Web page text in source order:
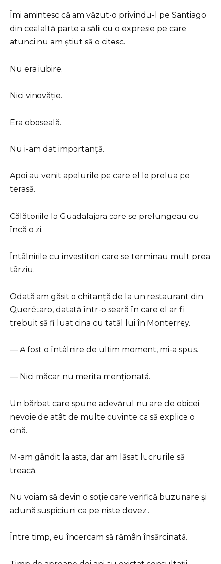
Îmi amintesc că am văzut-o privindu-l pe Santiago
din cealaltă parte a sălii cu o expresie pe care
atunci nu am știut să o citesc.
Nu era iubire.
Nici vinovăție.
Era oboseală.
Nu i-am dat importanță.
Apoi au venit apelurile pe care el le prelua pe
terasă.
Călătoriile la Guadalajara care se prelungeau cu
încă o zi.
Întâlnirile cu investitori care se terminau mult prea
târziu.
Odată am găsit o chitanță de la un restaurant din
Querétaro, datată într-o seară în care el ar fi
trebuit să fi luat cina cu tatăl lui în Monterrey.
— A fost o întâlnire de ultim moment, mi-a spus.
— Nici măcar nu merita menționată.
Un bărbat care spune adevărul nu are de obicei
nevoie de atât de multe cuvinte ca să explice o
cină.
M-am gândit la asta, dar am lăsat lucrurile să
treacă.
Nu voiam să devin o soție care verifică buzunare și
adună suspiciuni ca pe niște dovezi.
Între timp, eu încercam să rămân însărcinată.